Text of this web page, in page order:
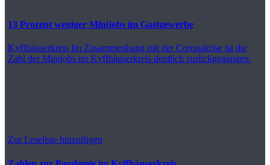
13 Prozent weniger Minijobs im Gastgewerbe
Kyffhäuserkreis Im Zusammenhang mit der Coronakrise ist die
Zahl der Minijobs im Kyffhäuserkreis deutlich zurückgegangen.
Zur Leseliste hinzufügen